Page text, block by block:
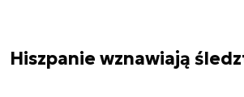
Hiszpanie wznawiają